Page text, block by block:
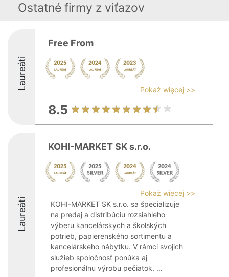
Ostatné firmy z viťazov
Laureáti
Free From
Pokaż więcej >>
8.5
Laureáti
KOHI-MARKET SK s.r.o.
Pokaż więcej >>
KOHI-MARKET SK s.r.o. sa špecializuje
na predaj a distribúciu rozsiahleho
výberu kancelárskych a školských
potrieb, papierenského sortimentu a
kancelárskeho nábytku. V rámci svojich
služieb spoločnosť ponúka aj
profesionálnu výrobu pečiatok. ...